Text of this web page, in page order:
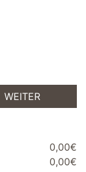
WEITER
0,00€
0,00€